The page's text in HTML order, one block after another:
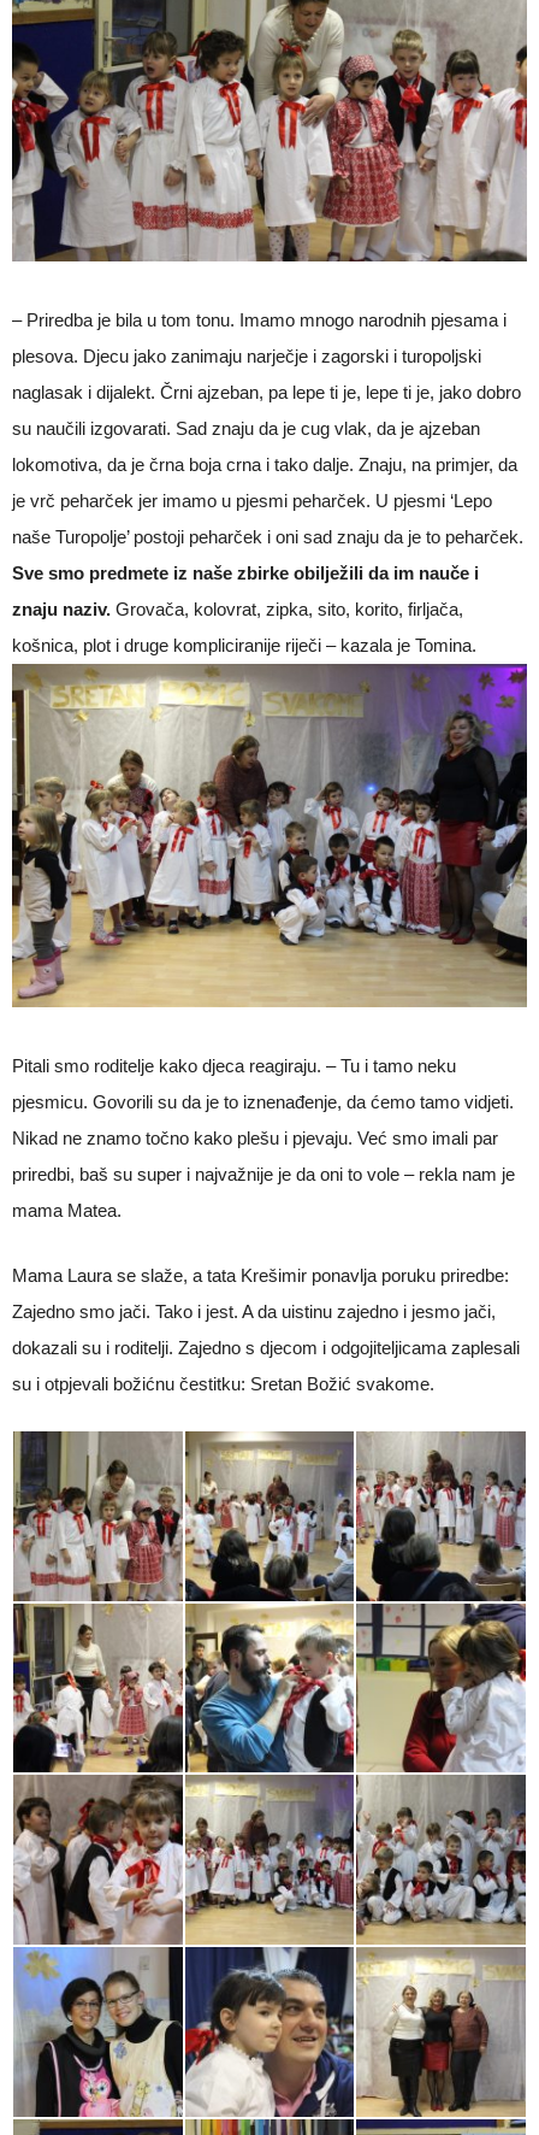
– Priredba je bila u tom tonu. Imamo mnogo narodnih pjesama i
plesova. Djecu jako zanimaju narječje i zagorski i turopoljski
naglasak i dijalekt. Črni ajzeban, pa lepe ti je, lepe ti je, jako dobro
su naučili izgovarati. Sad znaju da je cug vlak, da je ajzeban
lokomotiva, da je črna boja crna i tako dalje. Znaju, na primjer, da
je vrč peharček jer imamo u pjesmi peharček. U pjesmi ‘Lepo
naše Turopolje’ postoji peharček i oni sad znaju da je to peharček.
Sve smo predmete iz naše zbirke obilježili da im nauče i
znaju naziv. Grovača, kolovrat, zipka, sito, korito, firljača,
košnica, plot i druge kompliciranije riječi – kazala je Tomina.
Pitali smo roditelje kako djeca reagiraju. – Tu i tamo neku
pjesmicu. Govorili su da je to iznenađenje, da ćemo tamo vidjeti.
Nikad ne znamo točno kako plešu i pjevaju. Već smo imali par
priredbi, baš su super i najvažnije je da oni to vole – rekla nam je
mama Matea.
Mama Laura se slaže, a tata Krešimir ponavlja poruku priredbe:
Zajedno smo jači. Tako i jest. A da uistinu zajedno i jesmo jači,
dokazali su i roditelji. Zajedno s djecom i odgojiteljicama zaplesali
su i otpjevali božićnu čestitku: Sretan Božić svakome.